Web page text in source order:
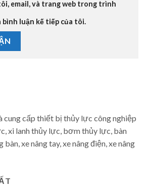
email, và trang web trong trình
bình luận kế tiếp của tôi.
cung cấp thiết bị thủy lực công nghiệp
xi lanh thủy lực, bơm thủy lực, bàn
bàn, xe nâng tay, xe nâng điện, xe nâng